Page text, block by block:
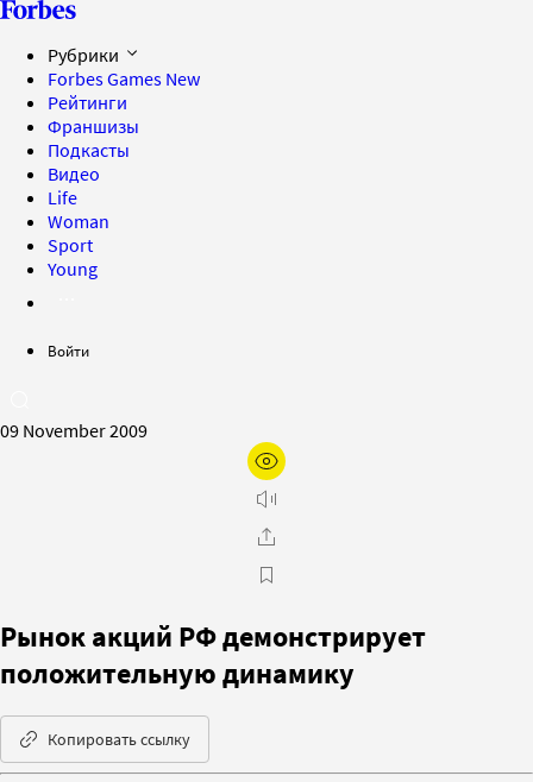
Рубрики
Forbes Games New
Рейтинги
Франшизы
Подкасты
Видео
Life
Woman
Sport
Young
Войти
09 November 2009
Рынок акций РФ демонстрирует
положительную динамику
Копировать ссылку